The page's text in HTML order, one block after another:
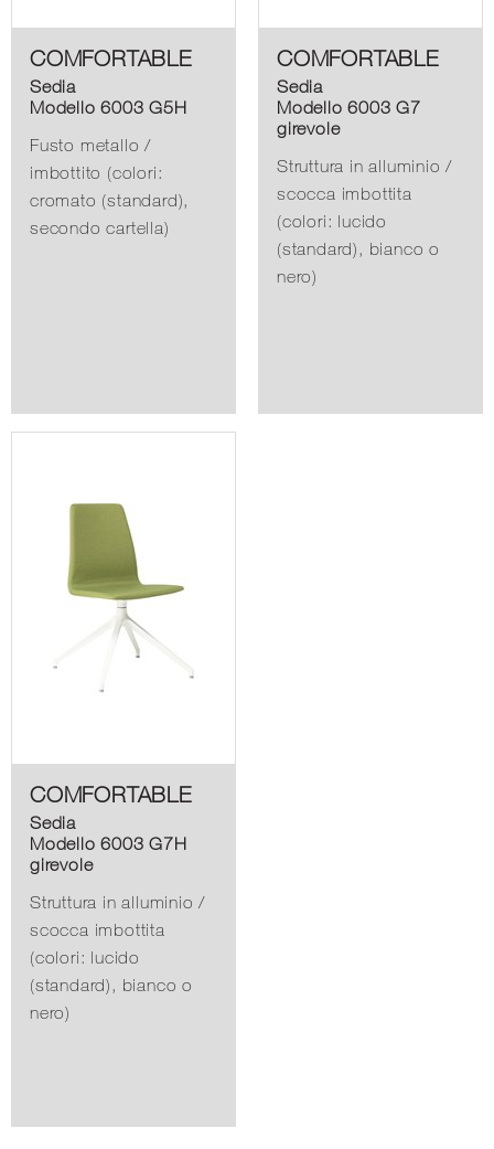
COMFORTABLE
Sedia
Modello 6003 G5H
Fusto metallo /
imbottito (colori:
cromato (standard),
secondo cartella)
COMFORTABLE
Sedia
Modello 6003 G7
girevole
Struttura in alluminio /
scocca imbottita
(colori: lucido
(standard), bianco o
nero)
COMFORTABLE
Sedia
Modello 6003 G7H
girevole
Struttura in alluminio /
scocca imbottita
(colori: lucido
(standard), bianco o
nero)